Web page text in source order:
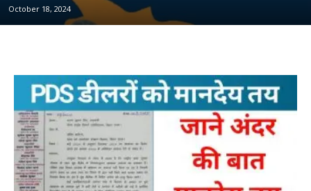
October 18, 2024